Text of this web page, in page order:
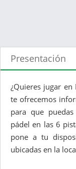
Presentación
¿Quieres jugar en
te ofrecemos
para que
pádel en las 6
pone a tu
ubicadas en la